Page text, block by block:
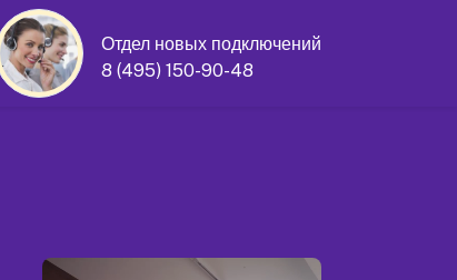
Отдел новых подключений
8 (495) 150-90-48